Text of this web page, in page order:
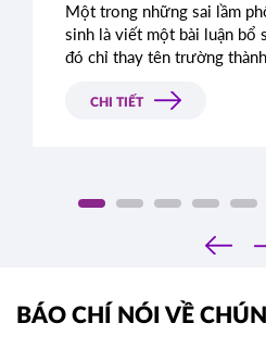
Một trong những sai lầm
sinh là viết một bài luận bổ
đó chỉ thay tên trường
CHI TIẾT
‹
BÁO CHÍ NÓI VỀ